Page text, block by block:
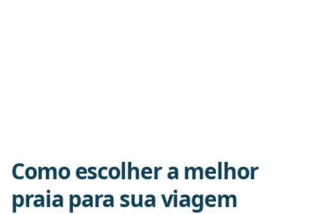
Como escolher a melhor
praia para sua viagem